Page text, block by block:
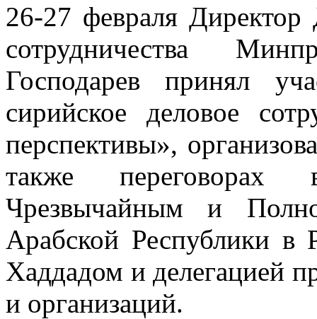
26-27 февраля Директор
сотрудничества
Господарев принял
сирийское деловое
перспективы»,
также переговорах
Чрезвычайным и
Арабской Республики в
Хаддадом и делегацией
и организаций.